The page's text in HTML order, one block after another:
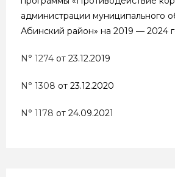
администрации муниципального
Абинский район» на 2019 — 2024
N° 1274 от 23.12.2019
N° 1308 от 23.12.2020
N° 1178 от 24.09.2021